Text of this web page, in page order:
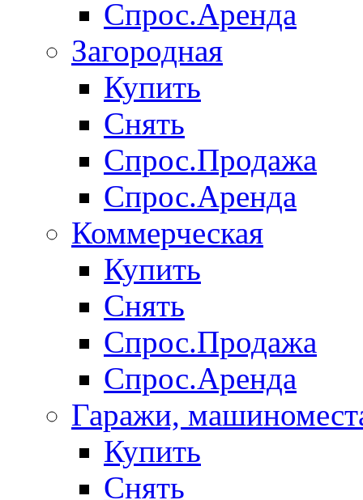
Спрос.Аренда
Загородная
Купить
Снять
Спрос.Продажа
Спрос.Аренда
Коммерческая
Купить
Снять
Спрос.Продажа
Спрос.Аренда
Гаражи,
Купить
Снять